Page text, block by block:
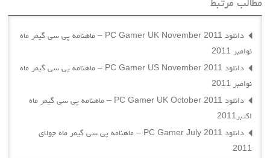
دانلود PC Gamer UK November 2011 – ماهنامه پی سی گیمر ماه
دانلود PC Gamer US November 2011 – ماهنامه پی سی گیمر ماه
دانلود PC Gamer UK October 2011 – ماهنامه پی سی گیمر ماه
دانلود PC Gamer July 2011 – ماهنامه پی سی گیمر ماه جولای